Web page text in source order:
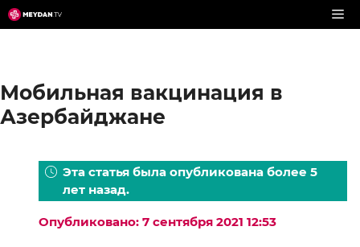
Перейти
к
Мобильная вакцинация в
Азербайджане
Эта статья была опубликована более 5
лет назад.
Опубликовано: 7 сентября 2021 12:53